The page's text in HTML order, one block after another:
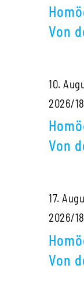
Von
Von
10.
2026/
Von
17.
2026/